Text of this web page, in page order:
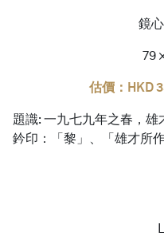
鏡
79
估價：HKD
題識: 一九七九年之春，雄
鈐印：「黎」、「雄才所作